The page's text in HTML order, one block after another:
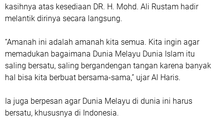
kasihnya atas kesediaan DR. H. Mohd. Ali Rustam hadir
melantik dirinya secara langsung.
“Amanah ini adalah amanah kita semua. Kita ingin agar
memadukan bagaimana Dunia Melayu Dunia Islam itu
saling bersatu, saling bergandengan tangan karena banyak
hal bisa kita berbuat bersama-sama,” ujar Al Haris.
Ia juga berpesan agar Dunia Melayu di dunia ini harus
bersatu, khususnya di Indonesia.